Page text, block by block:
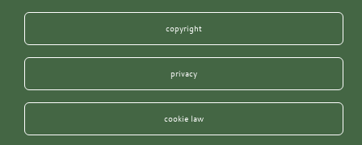
copyright
privacy
cookie law